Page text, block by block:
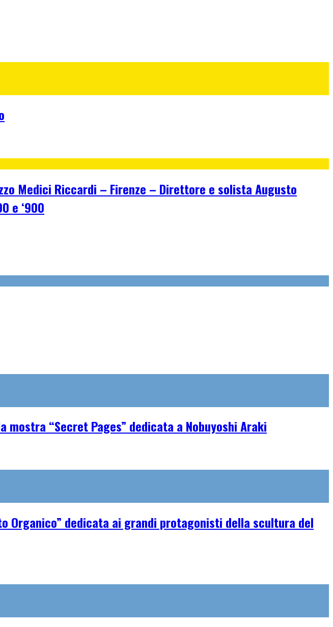
Medici Riccardi – Firenze – Direttore e solista Augusto
e ‘900
mostra “Secret Pages” dedicata a Nobuyoshi Araki
Organico” dedicata ai grandi protagonisti della scultura del